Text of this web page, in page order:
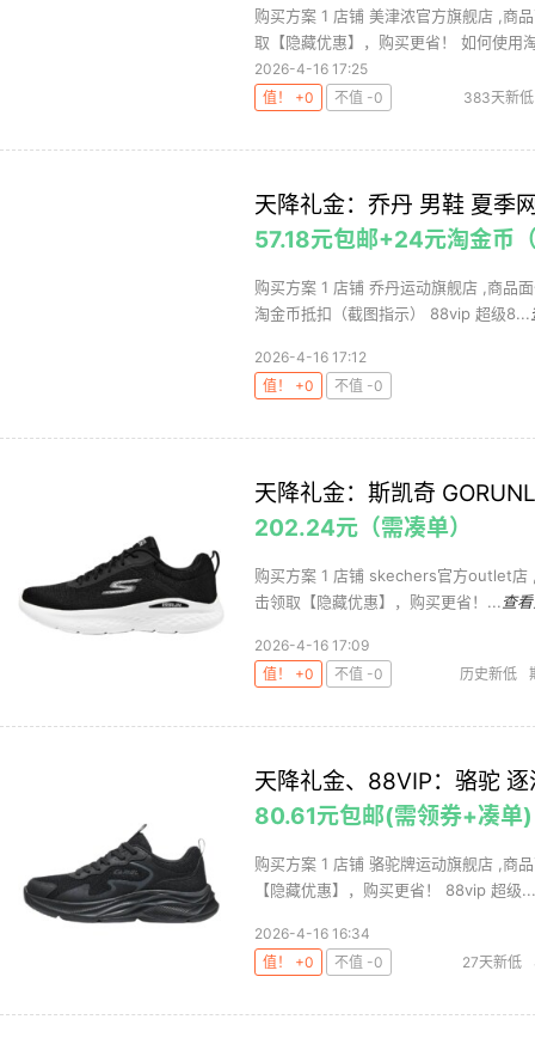
购买方案 1 店铺 美津浓官方旗舰店 ,商
取【隐藏优惠】，购买更省！ 如何使用
2026-4-16 17:25
值！ +0
不值 -0
383天新低
天降礼金：乔丹 男鞋 夏季
57.18元包邮+24元淘金币
购买方案 1 店铺 乔丹运动旗舰店 ,商品
淘金币抵扣（截图指示） 88vip 超级8...
2026-4-16 17:12
值！ +0
不值 -0
天降礼金：斯凯奇
202.24元（需凑单）
购买方案 1 店铺 skechers官方outlet店
击领取【隐藏优惠】，购买更省！... 查
2026-4-16 17:09
值！ +0
不值 -0 历史新低
天降礼金、88VIP：骆驼
80.61元包邮(需领券+凑单)
购买方案 1 店铺 骆驼牌运动旗舰店 ,商
【隐藏优惠】，购买更省！ 88vip 超级...
2026-4-16 16:34
值！ +0
不值 -0 27天新低